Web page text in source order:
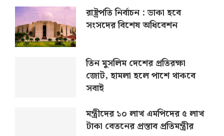
রাষ্ট্রপতি নির্বাচন : ডাকা হবে
সংসদের বিশেষ অধিবেশন
তিন মুসলিম দেশের প্রতিরক্ষা
জোট, হামলা হলে পাশে থাকবে
সবাই
মন্ত্রীদের ১০ লাখ এমপিদের ৫ লাখ
টাকা বেতনের প্রস্তাব প্রতিমন্ত্রীর